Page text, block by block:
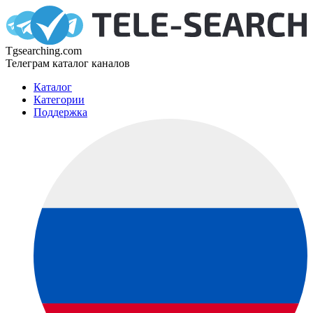
Tgsearching.com
Телеграм каталог каналов
Каталог
Категории
Поддержка